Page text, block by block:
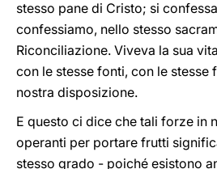
stesso pane di Cristo; si
confessiamo, nello stesso
Riconciliazione. Viveva la sua
con le stesse fonti, con le stesse
nostra disposizione.
E questo ci dice che tali forze in
operanti per portare frutti
stesso grado - poiché esistono